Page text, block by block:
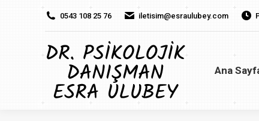
0543 108 25 76 iletisim@esraulubey.com
Ana
Ana Sayfa